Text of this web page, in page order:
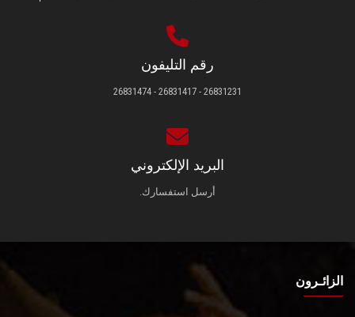
رقم التليفون
26831231 - 26831417 - 26831474
البريد الإلكتروني
أرسل استفسارك.
الزائـرون